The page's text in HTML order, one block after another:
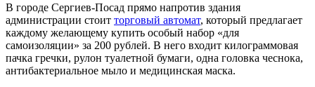
В городе Сергиев-Посад прямо напротив здания
администрации стоит торговый автомат, который предлагает
каждому желающему купить особый набор «для
самоизоляции» за 200 рублей. В него входит килограммовая
пачка гречки, рулон туалетной бумаги, одна головка чеснока,
антибактериальное мыло и медицинская маска.